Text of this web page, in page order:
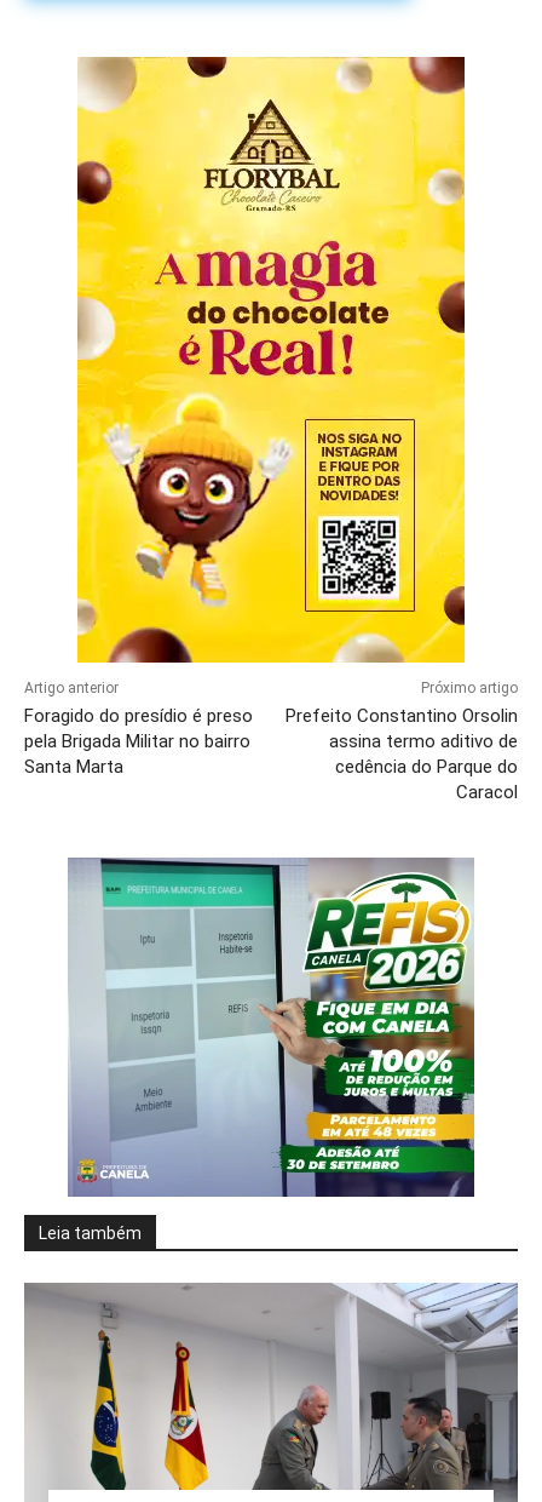
Artigo anterior
Foragido do presídio é preso
pela Brigada Militar no bairro
Santa Marta
Próximo artigo
Prefeito Constantino Orsolin
assina termo aditivo de
cedência do Parque do
Caracol
Leia também